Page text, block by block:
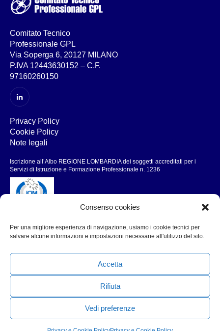
Consenso cookies
Per una migliore esperienza di navigazione, usiamo i cookie tecnici per
salvare alcune informazioni e impostazioni necessarie all'utilizzo del sito.
Accetta
Rifiuta
Vedi preferenze
Comitato Tecnico
Professionale GPL
Via Soperga 6, 20127 MILANO
P.IVA 12443630152 – C.F.
97160260150
Privacy Policy
Cookie Policy
Note legali
Iscrizione all’Albo REGIONE LOMBARDIA dei soggetti accreditati per i
Servizi di Istruzione e Formazione Professionale n. 1236
Associazione
Formazione
Contatti